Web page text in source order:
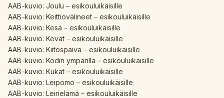
AAB-kuvio: Joulu – esikouluikäisille
AAB-kuvio: Keittiövälineet – esikouluikäisille
AAB-kuvio: Kesä – esikouluikäisille
AAB-kuvio: Kevät – esikouluikäisille
AAB-kuvio: Kiitospäivä – esikouluikäisille
AAB-kuvio: Kodin ympärillä – esikouluikäisille
AAB-kuvio: Kukat – esikouluikäisille
AAB-kuvio: Leipomo – esikouluikäisille
AAB-kuvio: Leirielämä – esikouluikäisille